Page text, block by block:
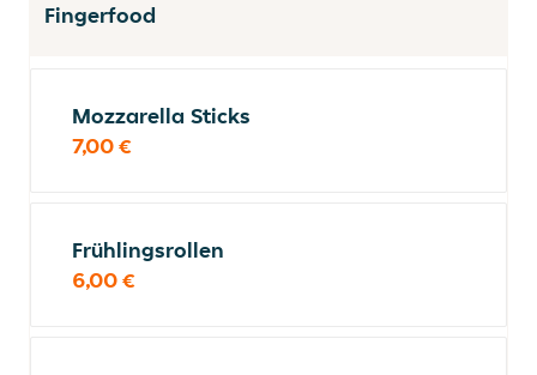
Fingerfood
Mozzarella Sticks
7,00 €
Frühlingsrollen
6,00 €